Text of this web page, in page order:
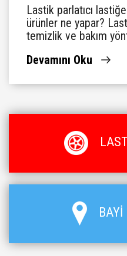
Lastik parlatıcı
ürünler ne yapar?
temizlik ve bakım
Devamını Oku
BAYİ